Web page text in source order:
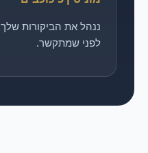
ננהל את הביקורות
לפני שמתקשר.